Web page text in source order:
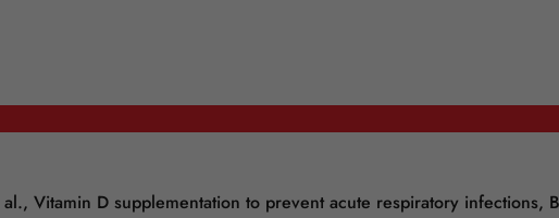
Vitamin D supplementation to prevent acute respiratory infections,